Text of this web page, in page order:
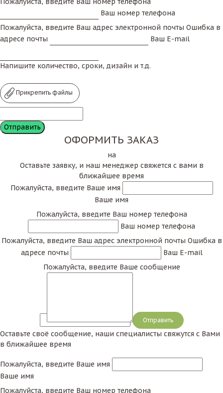
Ваш номер телефона
Пожалуйста, введите Ваш адрес электронной почты Ошибка в
адресе почты
Ваш E-mail
Напишите количество, сроки, дизайн и т.д.
Прикрепить файлы
ОФОРМИТЬ ЗАКАЗ
на
Оставьте заявку, и наш менеджер свяжется с вами в
ближайшее время
Пожалуйста, введите Ваше имя
Ваше имя
Пожалуйста, введите Ваш номер телефона
Ваш номер телефона
Пожалуйста, введите Ваш адрес электронной почты Ошибка в
адресе почты
Ваш E-mail
Пожалуйста, введите Ваше сообщение
Сообщение
Оставьте своё сообщение, наши специалисты свяжутся с Вами
в ближайшее время
Пожалуйста, введите Ваше имя
Ваше имя
Пожалуйста, введите Ваш номер телефона